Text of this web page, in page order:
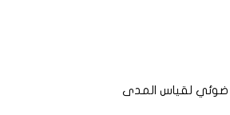
ضوئي لقياس المدى